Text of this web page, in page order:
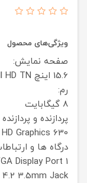
ویژگی‌های محصول
صفحه نمایش:
15.6 اینچ
HD TN
رم:
8 گیگابایت
پردازنده و
Graphics 630
درگاه ها و
1 USB Type C
Display Port
3.5mm Jack